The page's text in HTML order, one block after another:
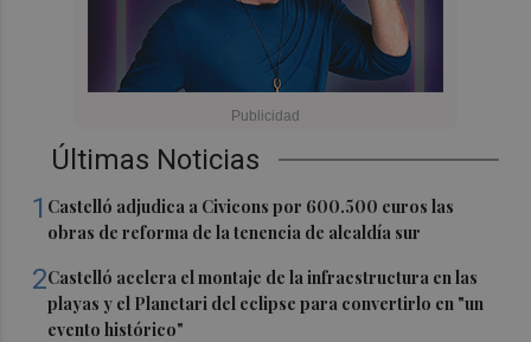
Últimas Noticias
1 Castelló adjudica a Civicons por 600.500 euros las
obras de reforma de la tenencia de alcaldía sur
2Castelló acelera el montaje de la infraestructura en las
playas y el Planetari del eclipse para convertirlo en "un
evento histórico"